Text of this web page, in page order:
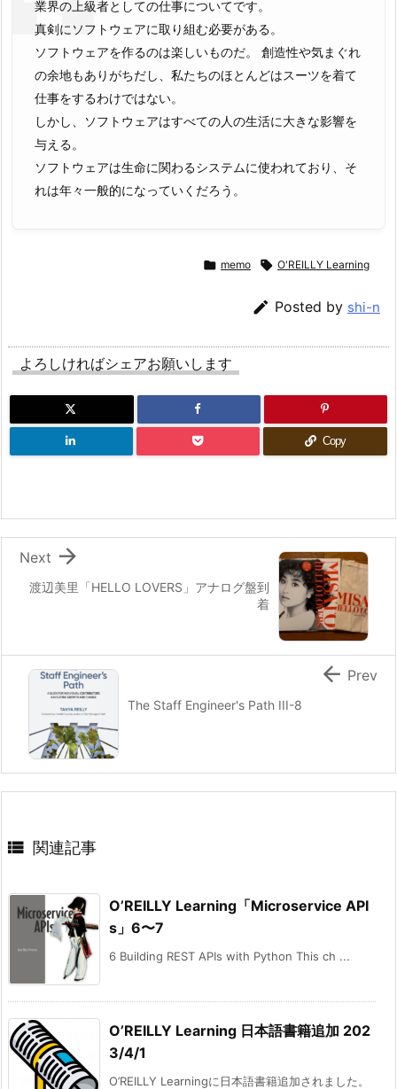
業界の上級者としての仕事についてです。
真剣にソフトウェアに取り組む必要がある。
ソフトウェアを作るのは楽しいものだ。 創造性や気まぐれ
の余地もありがちだし、私たちのほとんどはスーツを着て
仕事をするわけではない。
しかし、ソフトウェアはすべての人の生活に大きな影響を
与える。
ソフトウェアは生命に関わるシステムに使われており、そ
れは年々一般的になっていくだろう。
 memo  O'REILLY Learning
 Posted by shi-n
よろしければシェアお願いします
Copy
渡辺美里「HELLO LOVERS」アナログ盤到
着

Next
The Staff Engineer's Path III-8
 Prev
 関連記事
O’REILLY Learning「Microservice API
s」6〜7
6 Building REST APIs with Python This ch ...
O’REILLY Learning 日本語書籍追加 202
3/4/1
O’REILLY Learningに日本語書籍追加されました。